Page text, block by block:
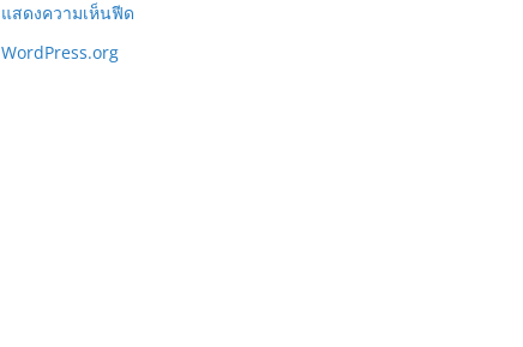
แสดงความเห็นฟีด
WordPress.org